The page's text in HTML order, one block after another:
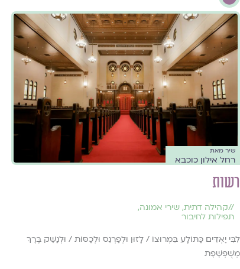
שיר מאת
רחל אילון כוכבא
רשות
//קהילה דתית, שירי אמונה,
תפילות לחיבור
לִבִּי יַאְדִּים כַּתּוֹלָע בִּמְרוּצוֹ / לָזוּן וּלְפַרְנֵס וּלְכַסּוֹת / וּלְנַשֵּׁק בֶּרֶךְ
מְשֻׁפְשֶׁפֶת